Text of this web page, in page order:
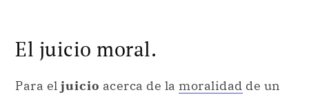
El juicio moral.
Para el juicio acerca de la moralidad de un